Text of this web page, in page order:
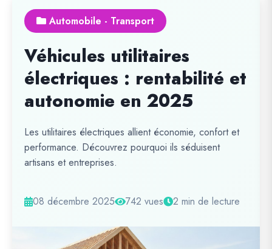
Automobile - Transport
Véhicules utilitaires
électriques : rentabilité et
autonomie en 2025
Les utilitaires électriques allient économie, confort et
performance. Découvrez pourquoi ils séduisent
artisans et entreprises.
08 décembre 2025 742 vues 2 min de lecture